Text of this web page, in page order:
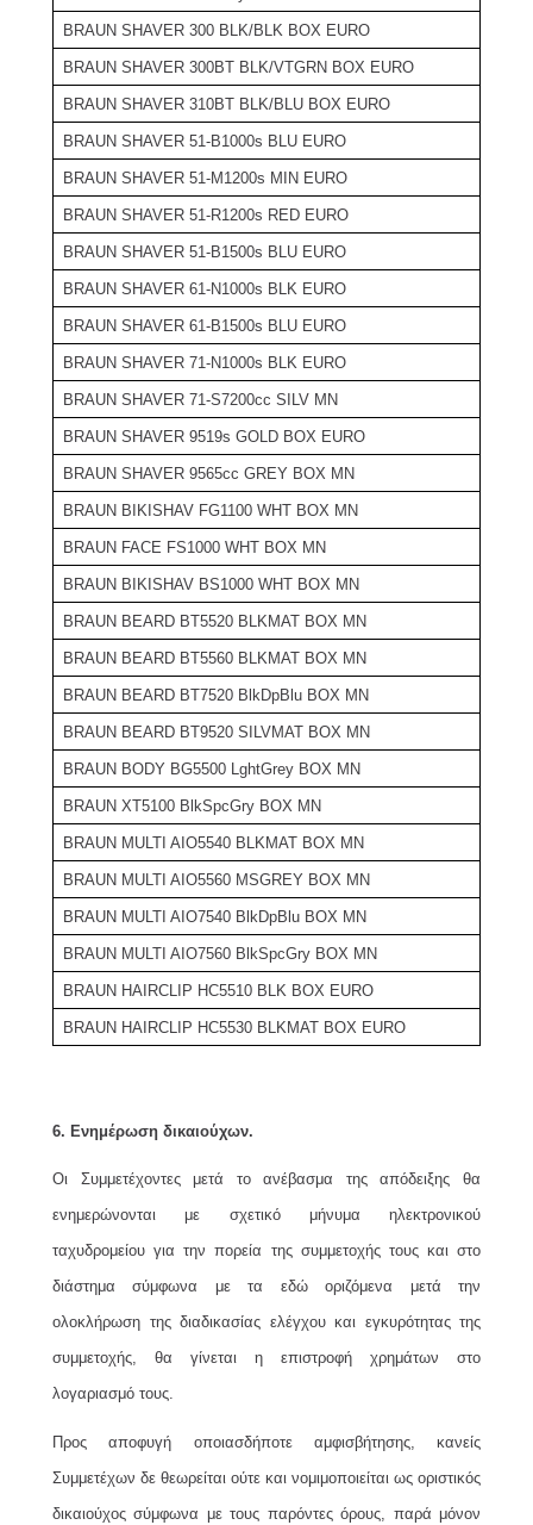
BRAUN SHAVER 300 BLK/BLK BOX EURO
BRAUN SHAVER 300BT BLK/VTGRN BOX EURO
BRAUN SHAVER 310BT BLK/BLU BOX EURO
BRAUN SHAVER 51-B1000s BLU EURO
BRAUN SHAVER 51-M1200s MIN EURO
BRAUN SHAVER 51-R1200s RED EURO
BRAUN SHAVER 51-B1500s BLU EURO
BRAUN SHAVER 61-N1000s BLK EURO
BRAUN SHAVER 61-B1500s BLU EURO
BRAUN SHAVER 71-N1000s BLK EURO
BRAUN SHAVER 71-S7200cc SILV MN
BRAUN SHAVER 9519s GOLD BOX EURO
BRAUN SHAVER 9565cc GREY BOX MN
BRAUN BIKISHAV FG1100 WHT BOX MN
BRAUN FACE FS1000 WHT BOX MN
BRAUN BIKISHAV BS1000 WHT BOX MN
BRAUN BEARD BT5520 BLKMAT BOX MN
BRAUN BEARD BT5560 BLKMAT BOX MN
BRAUN BEARD BT7520 BlkDpBlu BOX MN
BRAUN BEARD BT9520 SILVMAT BOX MN
BRAUN BODY BG5500 LghtGrey BOX MN
BRAUN XT5100 BlkSpcGry BOX MN
BRAUN MULTI AIO5540 BLKMAT BOX MN
BRAUN MULTI AIO5560 MSGREY BOX MN
BRAUN MULTI AIO7540 BlkDpBlu BOX MN
BRAUN MULTI AIO7560 BlkSpcGry BOX MN
BRAUN HAIRCLIP HC5510 BLK BOX EURO
BRAUN HAIRCLIP HC5530 BLKMAT BOX EURO
6. Ενημέρωση δικαιούχων.
Οι Συμμετέχοντες μετά το ανέβασμα της απόδειξης θα
ενημερώνονται με σχετικό μήνυμα ηλεκτρονικού
ταχυδρομείου για την πορεία της συμμετοχής τους και στο
διάστημα σύμφωνα με τα εδώ οριζόμενα μετά την
ολοκλήρωση της διαδικασίας ελέγχου και εγκυρότητας της
συμμετοχής, θα γίνεται η επιστροφή χρημάτων στο
λογαριασμό τους.
Προς αποφυγή οποιασδήποτε αμφισβήτησης, κανείς
Συμμετέχων δε θεωρείται ούτε και νομιμοποιείται ως οριστικός
δικαιούχος σύμφωνα με τους παρόντες όρους, παρά μόνον